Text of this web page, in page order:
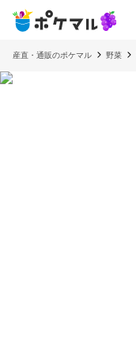
産直・通販のポケマル 野菜